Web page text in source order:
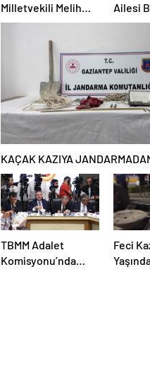
Milletvekili Melih
Meriç, mevcut
ekonomik
koşullarda dar
gelirli vatandaşların
konut sahibi
olmasının
neredeyse imkânsız
Ailesi
KAÇAK KAZIYA
TBMM Adalet
Komisyonu’nda
Feci